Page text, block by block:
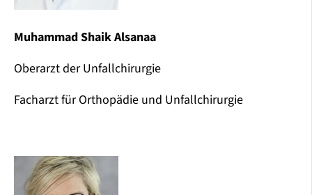
Muhammad Shaik Alsanaa
Oberarzt der Unfallchirurgie
Facharzt für Orthopädie und Unfallchirurgie